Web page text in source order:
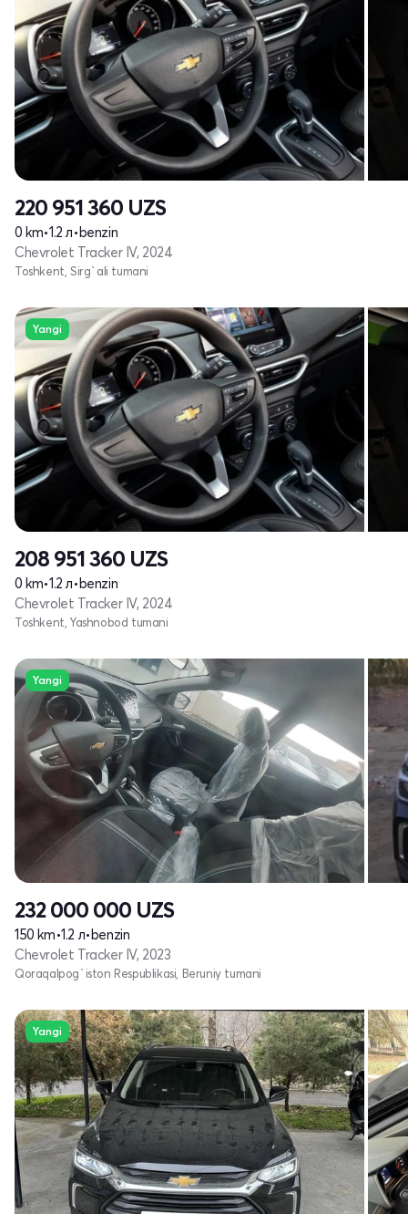
220 951 360 UZS
0 km•1.2 л•benzin
Chevrolet Tracker IV, 2024
Toshkent, Sirg`ali tumani
Yangi
208 951 360 UZS
0 km•1.2 л•benzin
Chevrolet Tracker IV, 2024
Toshkent, Yashnobod tumani
Yangi
232 000 000 UZS
150 km•1.2 л•benzin
Chevrolet Tracker IV, 2023
Qoraqalpog`iston Respublikasi, Beruniy tumani
Yangi